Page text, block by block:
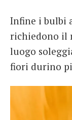
Infine i bulbi
richiedono il
luogo
fiori durino